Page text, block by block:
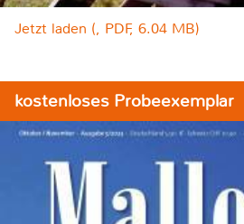
Jetzt laden (, PDF, 6.04 MB)
kostenloses Probeexemplar